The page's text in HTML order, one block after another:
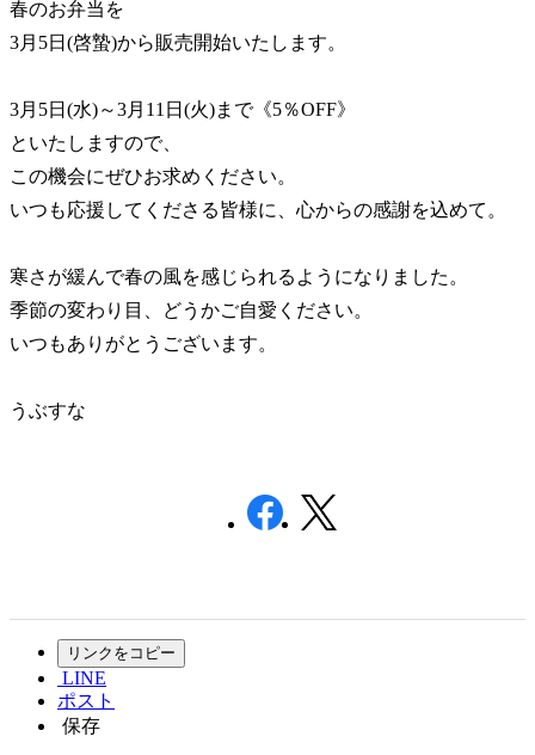
春のお弁当を
3月5日(啓蟄)から販売開始いたします。
3月5日(水)～3月11日(火)まで《5％OFF》
といたしますので、
この機会にぜひお求めください。
いつも応援してくださる皆様に、心からの感謝を込めて。
寒さが緩んで春の風を感じられるようになりました。
季節の変わり目、どうかご自愛ください。
いつもありがとうございます。
うぶすな
リンクをコピー
LINE
ポスト
保存